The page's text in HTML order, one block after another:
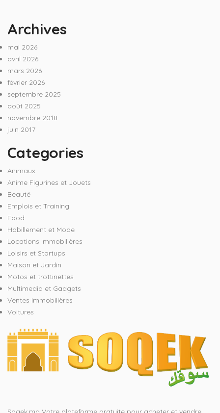
Archives
mai 2026
avril 2026
mars 2026
février 2026
septembre 2025
août 2025
novembre 2018
juin 2017
Categories
Animaux
Anime Figurines et Jouets
Beauté
Emplois et Training
Food
Habillement et Mode
Locations Immobilières
Loisirs et Startups
Maison et Jardin
Motos et trottinettes
Multimedia et Gadgets
Ventes immobilières
Voitures